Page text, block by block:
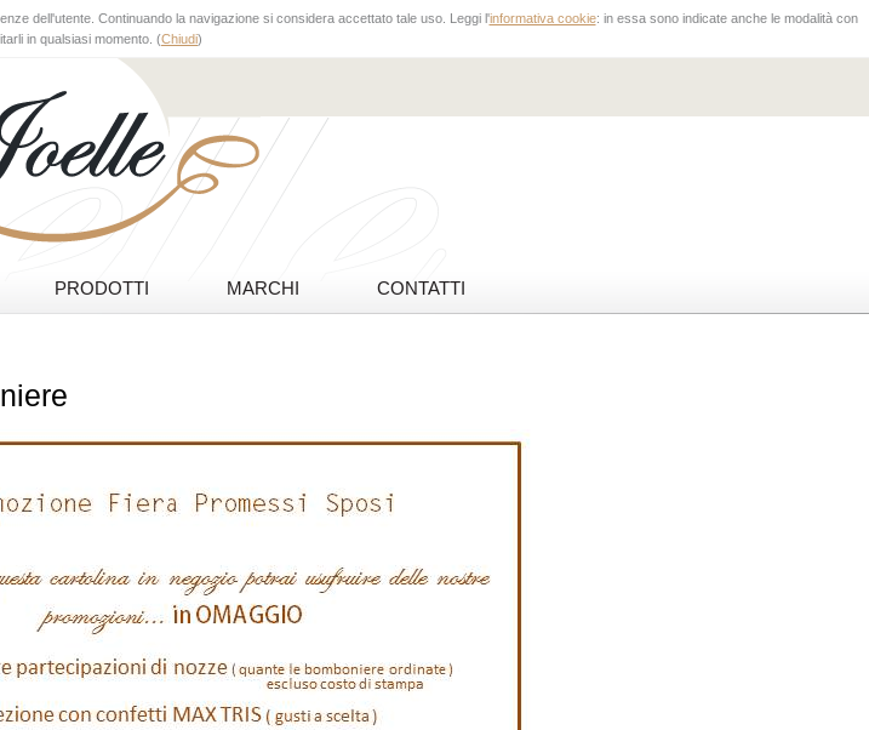
dell'utente. Continuando la navigazione si considera accettato tale uso. Leggi l'informativa cookie: in essa sono indicate anche le modalità con
in qualsiasi momento. (Chiudi)
PRODOTTI MARCHI CONTATTI